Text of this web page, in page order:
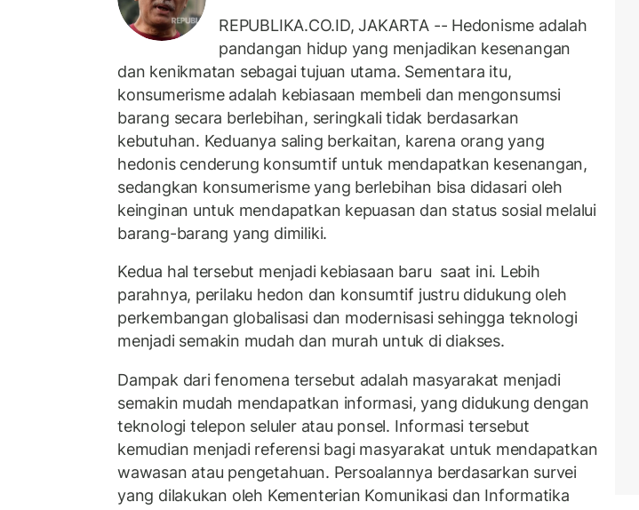
REPUBLIKA.CO.ID, JAKARTA -- Hedonisme adalah
pandangan hidup yang menjadikan kesenangan
dan kenikmatan sebagai tujuan utama. Sementara itu,
konsumerisme adalah kebiasaan membeli dan mengonsumsi
barang secara berlebihan, seringkali tidak berdasarkan
kebutuhan. Keduanya saling berkaitan, karena orang yang
hedonis cenderung konsumtif untuk mendapatkan kesenangan,
sedangkan konsumerisme yang berlebihan bisa didasari oleh
keinginan untuk mendapatkan kepuasan dan status sosial melalui
barang-barang yang dimiliki.
Kedua hal tersebut menjadi kebiasaan baru saat ini. Lebih
parahnya, perilaku hedon dan konsumtif justru didukung oleh
perkembangan globalisasi dan modernisasi sehingga teknologi
menjadi semakin mudah dan murah untuk di diakses.
Dampak dari fenomena tersebut adalah masyarakat menjadi
semakin mudah mendapatkan informasi, yang didukung dengan
teknologi telepon seluler atau ponsel. Informasi tersebut
kemudian menjadi referensi bagi masyarakat untuk mendapatkan
wawasan atau pengetahuan. Persoalannya berdasarkan survei
yang dilakukan oleh Kementerian Komunikasi dan Informatika